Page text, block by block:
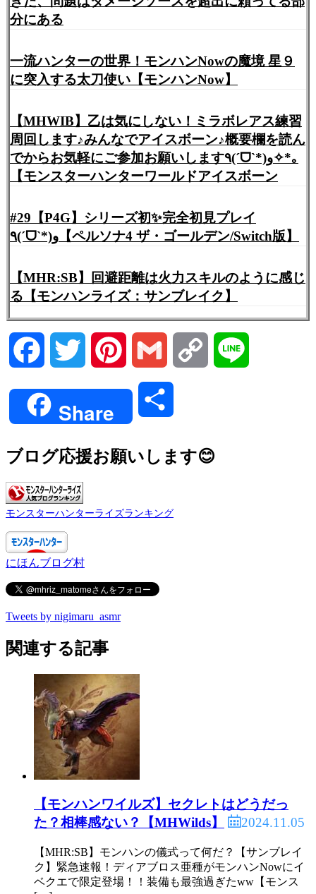
分にある
一流ハンターの世界！モンハンNowの魔境 星９
に突入する太刀使い【モンハンNow】
【MHWIB】乙は気にしない！ミラボレアス練習
周回します♪みんなでアイスボーン♪概要欄を読ん
でからお気軽にご参加お願いします٩(ˊᗜˋ*)و✧*｡
【モンスターハンターワールドアイスボーン
#29【P4G】シリーズ初✨完全初見プレイ
٩(ˊᗜˋ*)و【ペルソナ4 ザ・ゴールデン/Switch版】
【MHR:SB】回避距離は火力スキルのように感じ
る【モンハンライズ：サンブレイク】
Facebook Twitter Pinterest Gmail Copy
Share
ブログ応援お願いします😊
モンスターハンターライズランキング
にほんブログ村
Tweets by nigimaru_asmr
関連する記事
【モンハンワイルズ】セクレトはどうだっ
た？相棒感ない？【MHWilds】
2024.11.05
【MHR:SB】モンハンの儀式って何だ？【サンブレイ
ク】緊急速報！ディアブロス亜種がモンハンNowにイ
ベクエで限定登場！！装備も最強過ぎたww【モンス